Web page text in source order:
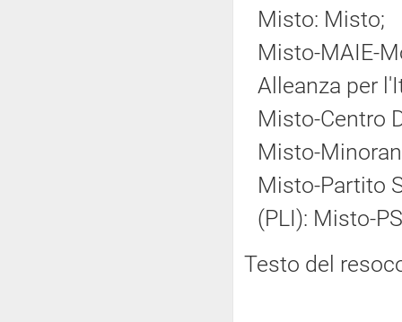
Misto: Misto;
Misto-MAIE-
Alleanza per
Misto-Centro
Misto-
Misto-Partito
(PLI): Misto-
Testo del